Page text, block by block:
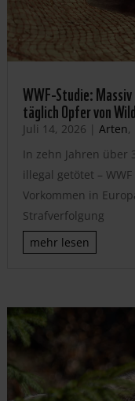
WWF-Studie:
täglich Opfer von
Juli 14, 2026 | Arten,
In zehn Jahren über
illegal getötet –
Vorkommen in
Strafverfolgung
mehr lesen